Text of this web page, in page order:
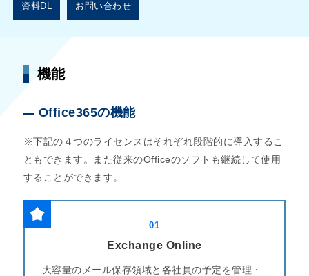
資料DL お問い合わせ
機能
Office365の機能
※下記の４つのライセンスはそれぞれ段階的に導入するこ
ともできます。また従来のOfficeのソフトも継続して使用
することができます。
01
Exchange Online
大容量のメール保存領域と各社員の予定を管理・